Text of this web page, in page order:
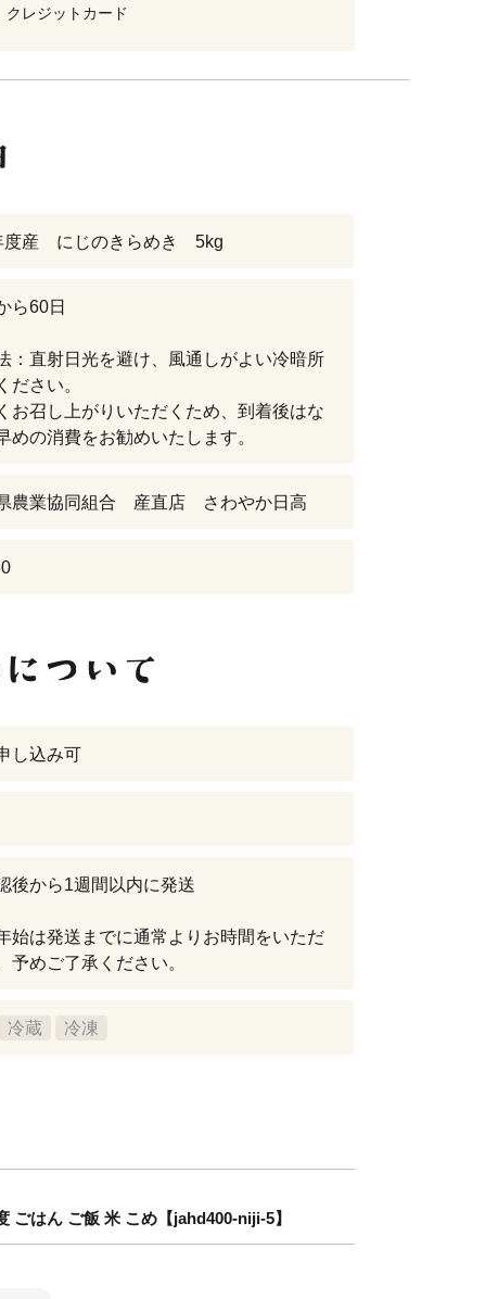
クレジットカード
度産 にじのきらめき 5kg
ら60日
：直射日光を避け、風通しがよい冷暗所
ださい。
お召し上がりいただくため、到着後はな
めの消費をお勧めいたします。
農業協同組合 産直店 さわやか日高
し込み可
後から1週間以内に発送
始は発送までに通常よりお時間をいただ
予めご了承ください。
冷蔵 冷凍
はん ご飯 米 こめ【jahd400-niji-5】